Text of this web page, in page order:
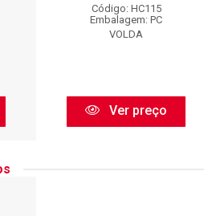
Código: HC115
Embalagem: PC
VOLDA
Ver preço